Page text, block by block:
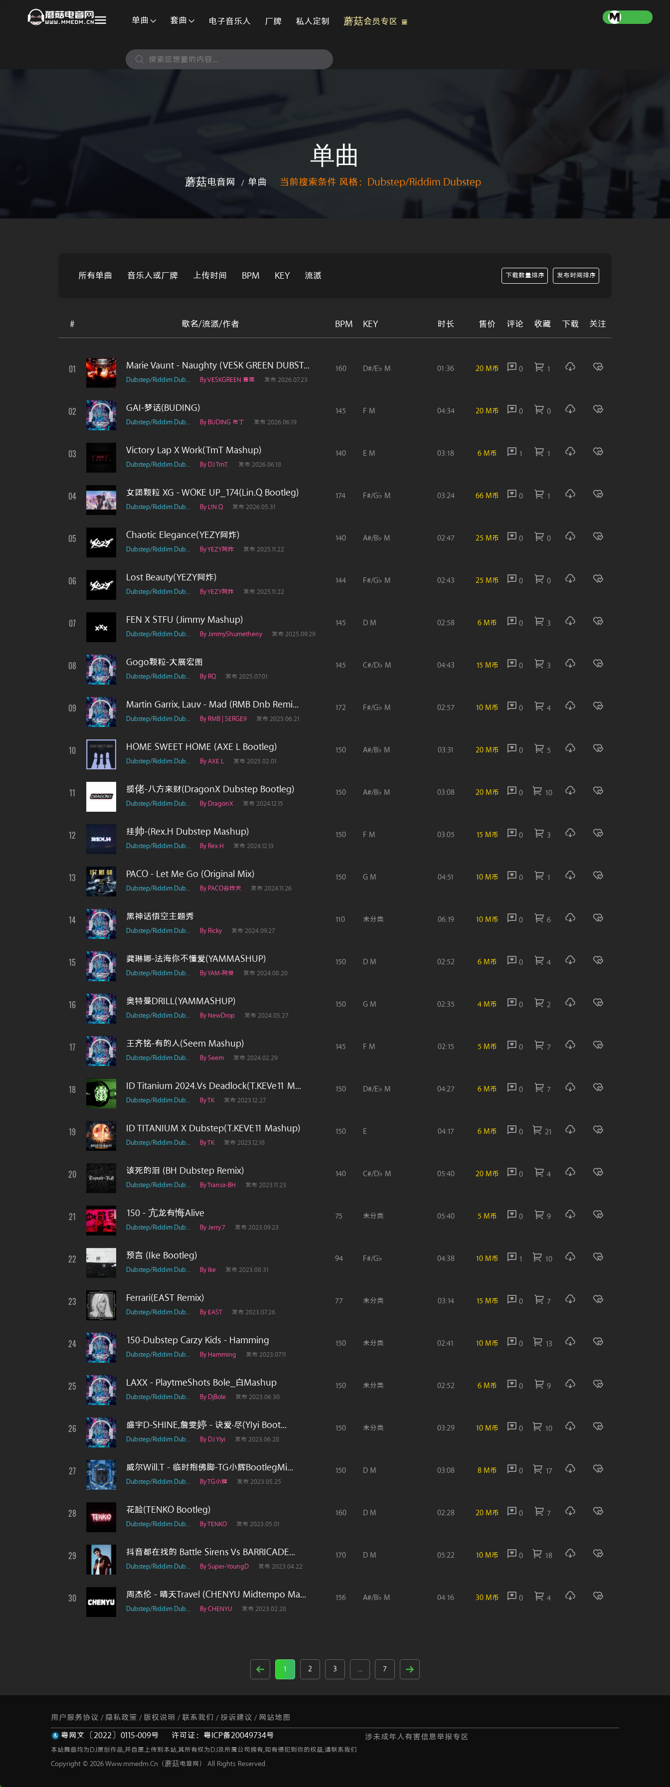
单曲 套曲 电子音乐人 厂牌 私人定制 蘑菇会员专区
单曲
蘑菇电音网 / 单曲 当前搜索条件 风格：Dubstep/Riddim Dubstep
所有单曲 音乐人或厂牌 上传时间 BPM KEY 流派 下载数量排序 发布时间排序
# 歌名/流派/作者 BPM KEY 时长 售价 评论 收藏 下载 关注
01 Marie Vaunt - Naughty (VESK GREEN DUBST...
Dubstep/Riddim Dub... By VESKGREEN 青菜 发布 2026.07.23
160 D#/E♭ M 01:36 20 M币 0 1
02 GAI-梦话(BUDING)
Dubstep/Riddim Dub... By BUDING 布丁 发布 2026.06.19
145 F M 04:34 20 M币 0 0
03 Victory Lap X Work(TmT Mashup)
Dubstep/Riddim Dub... By DJ TmT. 发布 2026.06.18
140 E M 03:18 6 M币 1 1
04 女团颗粒 XG - WOKE UP_174(Lin.Q Bootleg)
Dubstep/Riddim Dub... By L!n.Q 发布 2026.05.31
174 F#/G♭ M 03:24 66 M币 0 1
05 Chaotic Elegance(YEZY阿炸)
Dubstep/Riddim Dub... By YEZY阿炸 发布 2025.11.22
140 A#/B♭ M 02:47 25 M币 0 0
06 Lost Beauty(YEZY阿炸)
Dubstep/Riddim Dub... By YEZY阿炸 发布 2025.11.22
144 F#/G♭ M 02:43 25 M币 0 0
07 FEN X STFU (Jimmy Mashup)
Dubstep/Riddim Dub... By JimmyShumetheny 发布 2025.09.29
145 D M 02:58 6 M币 0 3
08 Gogo颗粒-大展宏图
Dubstep/Riddim Dub... By RQ 发布 2025.07.01
145 C#/D♭ M 04:43 15 M币 0 3
09 Martin Garrix, Lauv - Mad (RMB Dnb Remi...
Dubstep/Riddim Dub... By RMB | SERGE9 发布 2025.06.21
172 F#/G♭ M 02:57 10 M币 0 4
10 HOME SWEET HOME (AXE L Bootleg)
Dubstep/Riddim Dub... By AXE L 发布 2025.02.01
150 A#/B♭ M 03:31 20 M币 0 5
11 揽佬-八方来财(DragonX Dubstep Bootleg)
Dubstep/Riddim Dub... By DragonX 发布 2024.12.15
150 A#/B♭ M 03:08 20 M币 0 10
12 挂帅-(Rex.H Dubstep Mashup)
Dubstep/Riddim Dub... By Rex.H 发布 2024.12.13
150 F M 03:05 15 M币 0 3
13 PACO - Let Me Go (Original Mix)
Dubstep/Riddim Dub... By PACO谷炸天 发布 2024.11.26
150 G M 04:51 10 M币 0 1
14 黑神话悟空主题秀
Dubstep/Riddim Dub... By Ricky 发布 2024.09.27
110 未分类 06:19 10 M币 0 6
15 龚琳娜-法海你不懂爱(YAMMASHUP)
Dubstep/Riddim Dub... By YAM-阿俊 发布 2024.08.20
150 D M 02:52 6 M币 0 4
16 奥特曼DRILL(YAMMASHUP)
Dubstep/Riddim Dub... By NewDrop 发布 2024.05.27
150 G M 02:35 4 M币 0 2
17 王齐铭-有的人(Seem Mashup)
Dubstep/Riddim Dub... By Seem 发布 2024.02.29
145 F M 02:15 5 M币 0 7
18 ID Titanium 2024.vs Deadlock(T.KEVe11 M...
Dubstep/Riddim Dub... By TK 发布 2023.12.27
150 D#/E♭ M 04:27 6 M币 0 7
19 ID TITANIUM X Dubstep(T.KEVE11 Mashup)
Dubstep/Riddim Dub... By TK 发布 2023.12.18
150 E 04:17 6 M币 0 21
20 该死的泪 (BH Dubstep Remix)
Dubstep/Riddim Dub... By Transir-BH 发布 2023.11.23
140 C#/D♭ M 05:40 20 M币 0 4
21 150 - 亢龙有悔Alive
Dubstep/Riddim Dub... By Jerry.7 发布 2023.09.23
75 未分类 05:40 5 M币 0 9
22 预言 (Ike Bootleg)
Dubstep/Riddim Dub... By Ike 发布 2023.08.31
94 F#/G♭ 04:38 10 M币 1 10
23 Ferrari(EAST Remix)
Dubstep/Riddim Dub... By EAST 发布 2023.07.26
77 未分类 03:14 15 M币 0 7
24 150-Dubstep Carzy Kids - Hamming
Dubstep/Riddim Dub... By Hamming 发布 2023.07.11
150 未分类 02:41 10 M币 0 13
25 LAXX - PlaytmeShots Bole_白Mashup
Dubstep/Riddim Dub... By DjBole 发布 2023.06.30
150 未分类 02:52 6 M币 0 9
26 盛宇D-SHINE,詹雯婷 - 诀爱·尽(YIyi Boot...
Dubstep/Riddim Dub... By DJ YIyi 发布 2023.06.28
150 未分类 03:29 10 M币 0 10
27 威尔Will.T - 临时抱佛脚-TG小辉BootlegMi...
Dubstep/Riddim Dub... By TG小辉 发布 2023.05.25
150 D M 03:08 8 M币 0 17
28 花脸(TENKO Bootleg)
Dubstep/Riddim Dub... By TENKO 发布 2023.05.01
160 D M 02:28 20 M币 0 7
29 抖音都在找的 Battle Sirens Vs BARRICADE...
Dubstep/Riddim Dub... By Super-YoungD 发布 2023.04.22
170 D M 05:22 10 M币 0 18
30 周杰伦 - 晴天Travel (CHENYU Midtempo Ma...
Dubstep/Riddim Dub... By CHENYU 发布 2023.02.28
156 A#/B♭ M 04:16 30 M币 0 4
1 2 3 ... 7
用户服务协议 / 隐私政策 / 版权说明 / 联系我们 / 投诉建议 / 网站地图
粤网文〔2022〕0115-009号
许可证：粤ICP备20049734号
本站舞曲均为DJ原创作品,并自愿上传到本站,其所有权为DJ及所属公司拥有,如有侵犯到你的权益,请联系我们
Copyright © 2026 Www.mmedm.Cn（蘑菇电音网） All Rights Reserved.
涉未成年人有害信息举报专区